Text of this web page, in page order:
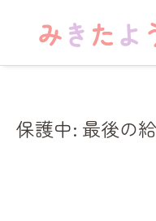
保護中: 最後の